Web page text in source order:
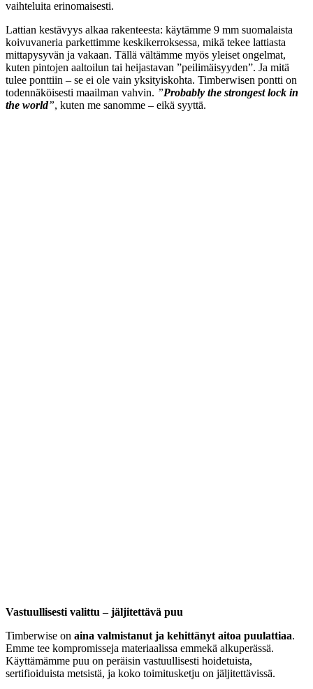
vaihteluita erinomaisesti.
Lattian kestävyys alkaa rakenteesta: käytämme 9 mm suomalaista
koivuvaneria parkettimme keskikerroksessa, mikä tekee lattiasta
mittapysyvän ja vakaan. Tällä vältämme myös yleiset ongelmat,
kuten pintojen aaltoilun tai heijastavan ”peilimäisyyden”. Ja mitä
tulee ponttiin – se ei ole vain yksityiskohta. Timberwisen pontti on
todennäköisesti maailman vahvin. ”Probably the strongest lock in
the world”, kuten me sanomme – eikä syyttä.
Vastuullisesti valittu – jäljitettävä puu
Timberwise on aina valmistanut ja kehittänyt aitoa puulattiaa.
Emme tee kompromisseja materiaalissa emmekä alkuperässä.
Käyttämämme puu on peräisin vastuullisesti hoidetuista,
sertifioiduista metsistä, ja koko toimitusketju on jäljitettävissä.